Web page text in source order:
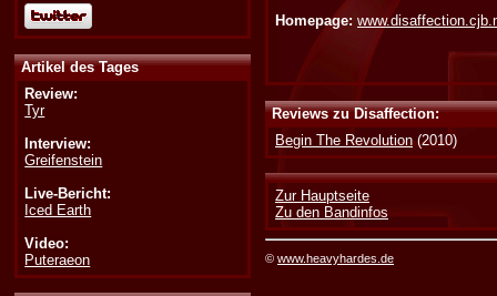
Artikel des Tages
Review:
Tyr
Interview:
Greifenstein
Live-Bericht:
Iced Earth
Video:
Puteraeon
Homepage:
Reviews zu Disaffection:
Begin The Revolution (2010)
Zur Hauptseite
Zu den Bandinfos
©www.heavyhardes.de